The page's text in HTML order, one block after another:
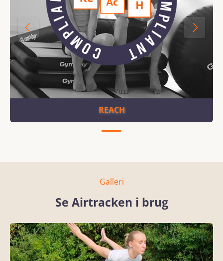
REACH
Galleri
Se Airtracken i brug